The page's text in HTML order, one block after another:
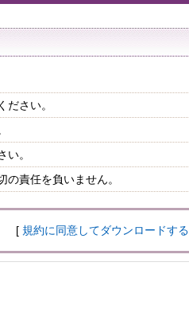
さい。
。
責任を負いません。
[ 規約に同意してダウンロードする